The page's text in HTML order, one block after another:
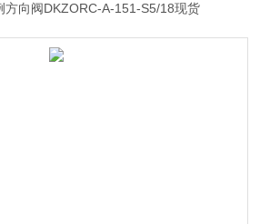
方向阀DKZORC-A-151-S5/18现货